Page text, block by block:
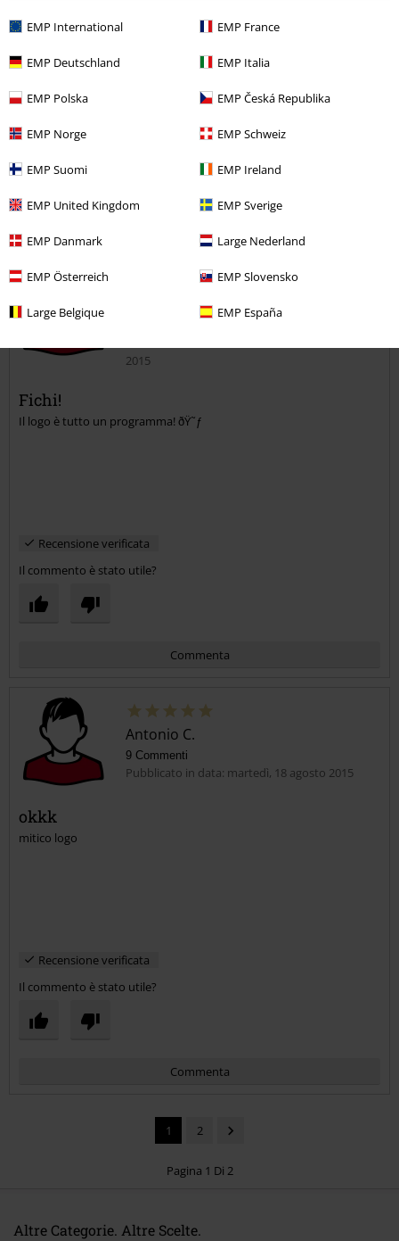
EMP International EMP France
EMP Deutschland EMP Italia
EMP Polska EMP Česká Republika
EMP Norge EMP Schweiz
EMP Suomi EMP Ireland
EMP United Kingdom EMP Sverige
EMP Danmark Large Nederland
EMP Österreich EMP Slovensko
Large Belgique EMP España
Il commento è stato utile?
Invia un commento
2015
Fichi!
Il logo è tutto un programma! ðŸ˜ƒ
Recensione verificata
Il commento è stato utile?
Commenta
Invia un commento
Antonio C.
9 Commenti
Pubblicato in data: martedì, 18 agosto 2015
okkk
mitico logo
Recensione verificata
Il commento è stato utile?
Commenta
1 2
Pagina 1 Di 2
Altre Categorie. Altre Scelte.